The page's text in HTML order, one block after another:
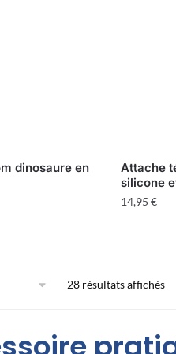
dinosaure en
Attache
silicone
14,95 €
28 résultats affichésTrié